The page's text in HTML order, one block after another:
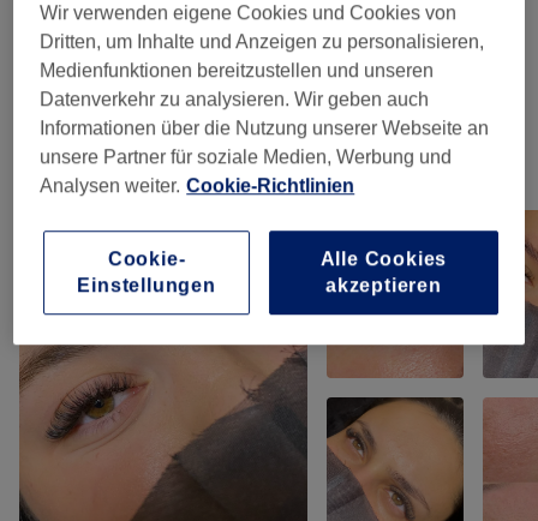
Permanent Make-Up 2 ) ab 350 €
PMU & Tattoo Remover (1) ab 80 €
Unsere Arbeit
Bild anklicken für weitere Details
Wir verwenden eigene Cookies und Cookies von
Dritten, um Inhalte und Anzeigen zu personalisieren,
Medienfunktionen bereitzustellen und unseren
Datenverkehr zu analysieren. Wir geben auch
Informationen über die Nutzung unserer Webseite an
unsere Partner für soziale Medien, Werbung und
Analysen weiter. Cookie-Richtlinien
Cookie-
Einstellungen
Alle Cookies
akzeptieren